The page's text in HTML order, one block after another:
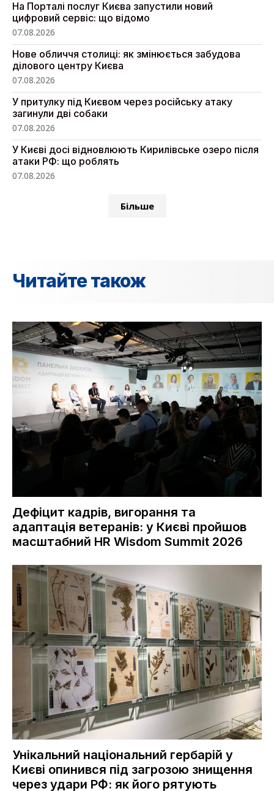
На Порталі послуг Києва запустили новий
цифровий сервіс: що відомо
07.08.2026
Нове обличчя столиці: як змінюється забудова
ділового центру Києва
07.08.2026
У притулку під Києвом через російську атаку
загинули дві собаки
07.08.2026
У Києві досі відновлюють Кирилівське озеро після
атаки РФ: що роблять
07.08.2026
Більше
Читайте також
Дефіцит кадрів, вигорання та
адаптація ветеранів: у Києві пройшов
масштабний HR Wisdom Summit 2026
Унікальний національний гербарій у
Києві опинився під загрозою знищення
через удари РФ: як його рятують